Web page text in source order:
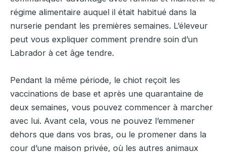
régime alimentaire auquel il était habitué dans la
nurserie pendant les premières semaines. L’éleveur
peut vous expliquer comment prendre soin d’un
Labrador à cet âge tendre.
Pendant la même période, le chiot reçoit les
vaccinations de base et après une quarantaine de
deux semaines, vous pouvez commencer à marcher
avec lui. Avant cela, vous ne pouvez l’emmener
dehors que dans vos bras, ou le promener dans la
cour d’une maison privée, où les autres animaux